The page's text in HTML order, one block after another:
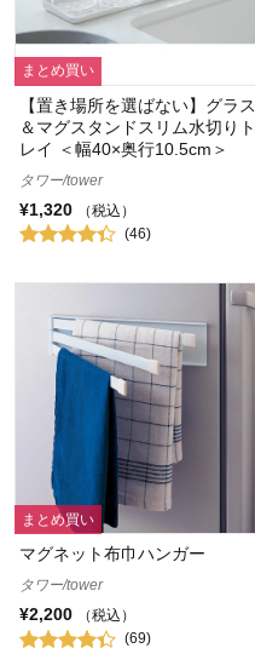
まとめ買い
【置き場所を選ばない】グラス
＆マグスタンドスリム水切りト
レイ ＜幅40×奥行10.5cm＞
タワー/tower
¥1,320
（税込）
(46)
まとめ買い
マグネット布巾ハンガー
タワー/tower
¥2,200
（税込）
(69)